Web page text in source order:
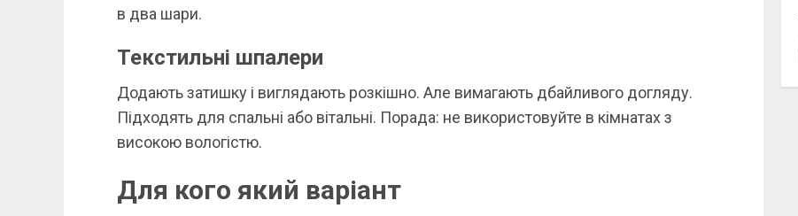
в два шари.
Текстильні шпалери
Додають затишку і виглядають розкішно. Але вимагають дбайливого догляду.
Підходять для спальні або вітальні. Порада: не використовуйте в кімнатах з
високою вологістю.
Для кого який варіант